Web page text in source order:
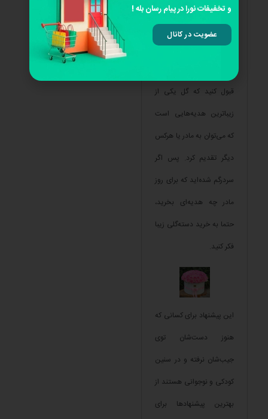
قبول کنید که گل یکی از
زیباترین هدیه‌هایی است
که می‌توان به مادر یا هرکس
دیگر تقدیم کرد. پس اگر
سردرگم شده‌اید که برای روز
مادر چه هدیه‌ای بخرید،
حتما به خرید دسته‌گلی زیبا
فکر کنید.
این پیشنهاد برای کسانی که
هنوز دست‌شان توی
جیب‌شان نرفته و در سنین
کودکی و نوجوانی هستند از
بهترین پیشنهادها برای
و تخفیفات نورا در پیام رسان بله !
عضویت در کانال